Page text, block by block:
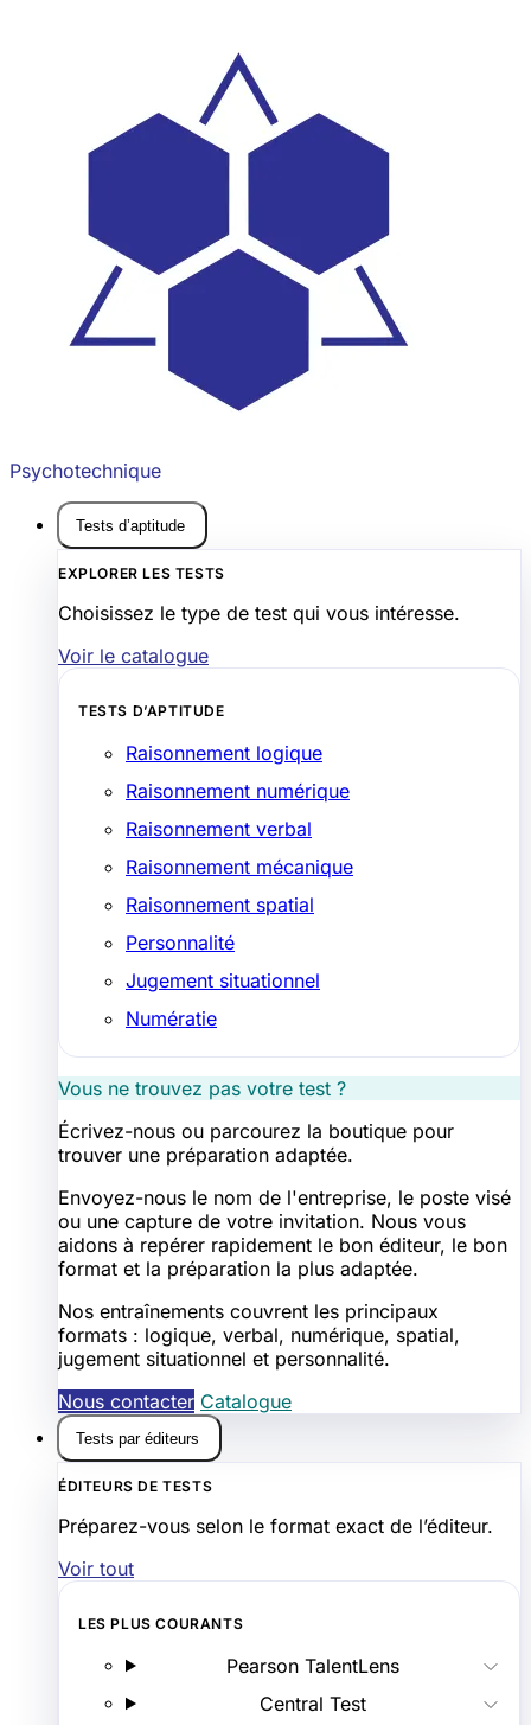
Psychotechnique
Tests d’aptitude
EXPLORER LES TESTS
Choisissez le type de test qui vous intéresse.
Voir le catalogue
TESTS D’APTITUDE
Raisonnement logique
Raisonnement numérique
Raisonnement verbal
Raisonnement mécanique
Raisonnement spatial
Personnalité
Jugement situationnel
Numératie
Vous ne trouvez pas votre test ?
Écrivez-nous ou parcourez la boutique pour
trouver une préparation adaptée.
Envoyez-nous le nom de l'entreprise, le poste visé
ou une capture de votre invitation. Nous vous
aidons à repérer rapidement le bon éditeur, le bon
format et la préparation la plus adaptée.
Nos entraînements couvrent les principaux
formats : logique, verbal, numérique, spatial,
jugement situationnel et personnalité.
Nous contacter Catalogue
Tests par éditeurs
ÉDITEURS DE TESTS
Préparez-vous selon le format exact de l’éditeur.
Voir tout
LES PLUS COURANTS
Pearson TalentLens
Central Test